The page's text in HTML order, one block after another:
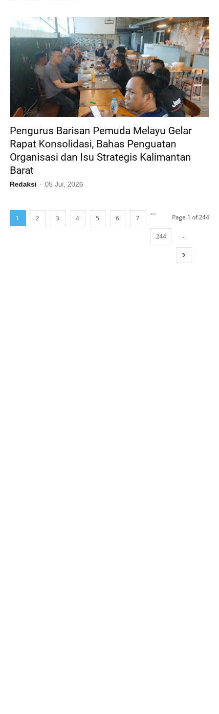
Pengurus Barisan Pemuda Melayu Gelar
Rapat Konsolidasi, Bahas Penguatan
Organisasi dan Isu Strategis Kalimantan
Barat
Redaksi 05 Jul, 2026
Page 1 of 244
1 2 3 4 5 6 7
...
244 ...